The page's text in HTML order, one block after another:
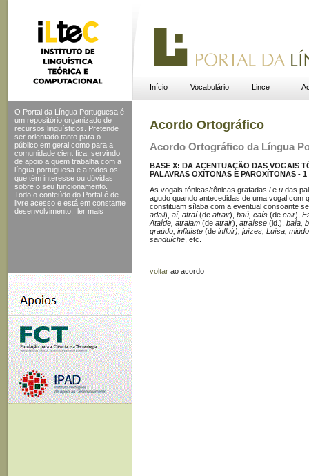
Início Vocabulário Lince
O Portal da Língua Portuguesa é
um repositório organizado de
recursos linguísticos. Pretende
ser orientado tanto para o
público em geral como para a
comunidade científica, servindo
de apoio a quem trabalha com a
língua portuguesa e a todos os
que têm interesse ou dúvidas
sobre o seu funcionamento.
Todo o conteúdo do Portal é de
livre acesso e está em constante
desenvolvimento.
ler mais
Acordo Ortográfico
Acordo Ortográfico da Língua
BASE X: DA ACENTUAÇÃO DAS VOGAIS
PALAVRAS OXÍTONAS E PAROXÍTONAS - 1
As vogais tónicas/tônicas grafadas ie u das
agudo quando antecedidas de uma vogal com
constituam sílaba com a eventual consoante
adail), aí, atraí(de atrair), baú, caís (de cair),
Ataíde, atraiam (de atrair), atraísse (id.), baía,
graúdo, influíste (de influir), juízes, Luísa,
sanduíche , etc.
voltar ao acordo